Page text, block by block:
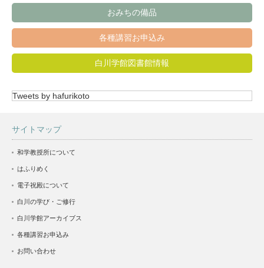
おみちの備品
各種講習お申込み
白川学館図書館情報
Tweets by hafurikoto
サイトマップ
和学教授所について
はふりめく
電子祝殿について
白川の学び・ご修行
白川学館アーカイブス
各種講習お申込み
お問い合わせ